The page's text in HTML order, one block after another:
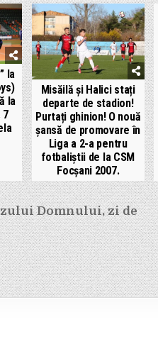
la
la
7
Misăilă și Halici stați
departe de stadion!
Purtați ghinion! O nouă
șansă de promovare în
Liga a 2-a pentru
fotbaliștii de la CSM
Focșani 2007.
Domnului, zi de